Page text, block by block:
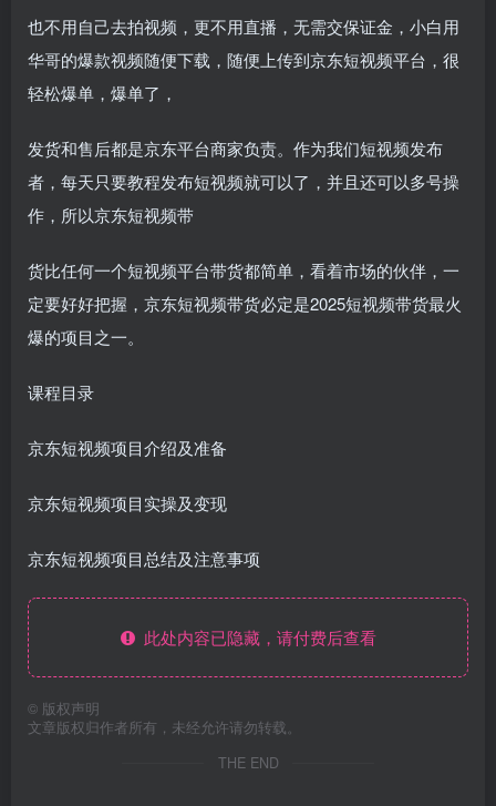
也不用自己去拍视频，更不用直播，无需交保证金，小白用
华哥的爆款视频随便下载，随便上传到京东短视频平台，很
轻松爆单，爆单了，
发货和售后都是京东平台商家负责。作为我们短视频发布
者，每天只要教程发布短视频就可以了，并且还可以多号操
作，所以京东短视频带
货比任何一个短视频平台带货都简单，看着市场的伙伴，一
定要好好把握，京东短视频带货必定是2025短视频带货最火
爆的项目之一。
课程目录
京东短视频项目介绍及准备
京东短视频项目实操及变现
京东短视频项目总结及注意事项
此处内容已隐藏，请付费后查看
© 版权声明
文章版权归作者所有，未经允许请勿转载。
THE END